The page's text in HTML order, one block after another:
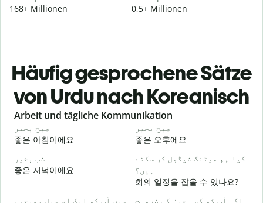
168+ Millionen
0,5+ Millionen
Häufig gesprochene Sätze
von Urdu nach Koreanisch
Slide 1 of 6
Arbeit und tägliche Kommunikation
صبح بخیر
좋은 아침이에요
صبح بخیر
좋은 오후에요
شب بخیر
좋은 저녁이에요
کیا ہم میٹنگ شیڈول کر سکتے
ہیں؟
회의 일정을 잡을 수 있나요?
میں آپ کو ایک ای میل بھیجوں
اگر آپ کو کسی چیز کی ضرورت